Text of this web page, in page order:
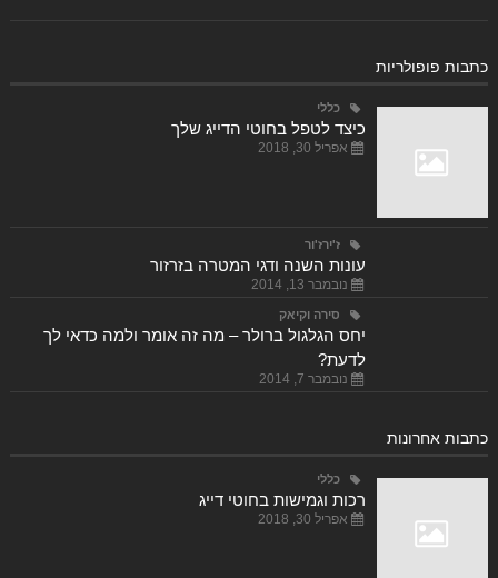
כתבות פופולריות
כללי
כיצד לטפל בחוטי הדייג שלך
אפריל 30, 2018
ז'ירז'ור
עונות השנה ודגי המטרה בזרזור
נובמבר 13, 2014
סירה וקיאק
יחס הגלגול ברולר – מה זה אומר ולמה כדאי לך
לדעת?
נובמבר 7, 2014
כתבות אחרונות
כללי
רכות וגמישות בחוטי דייג
אפריל 30, 2018